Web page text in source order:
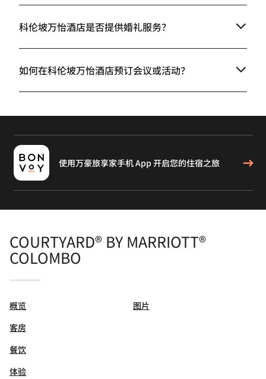
科伦坡万怡酒店是否提供婚礼服务？
如何在科伦坡万怡酒店预订会议或活动？
使用万豪旅享家手机 App 开启您的住宿之旅
COURTYARD® BY MARRIOTT®
COLOMBO
概览
客房
餐饮
体验
图片